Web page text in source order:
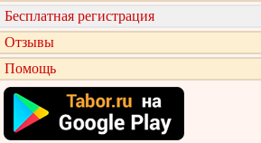
Бесплатная регистрация
Отзывы
Помощь